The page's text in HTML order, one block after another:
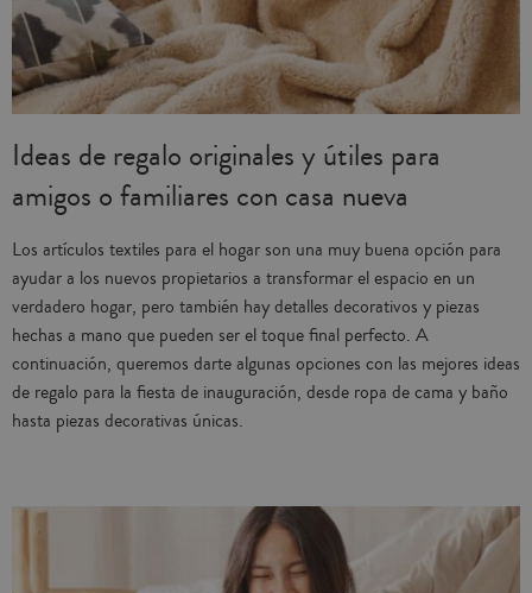
Ideas de regalo originales y útiles para
amigos o familiares con casa nueva
Los artículos textiles para el hogar son una muy buena opción para
ayudar a los nuevos propietarios a transformar el espacio en un
verdadero hogar, pero también hay detalles decorativos y piezas
hechas a mano que pueden ser el toque final perfecto. A
continuación, queremos darte algunas opciones con las mejores ideas
de regalo para la fiesta de inauguración, desde ropa de cama y baño
hasta piezas decorativas únicas.